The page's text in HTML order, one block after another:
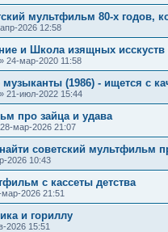
мультфильм 80-х годов,
2026 12:58
и Школа изящных
» 24-мар-2020 11:58
(1986) - ищется с
» 21-июл-2022 15:44
про зайца и удава
28-мар-2026 21:07
советский мультфильм
2026 10:43
с кассеты детства
2026 21:51
и гориллу
2026 15:51